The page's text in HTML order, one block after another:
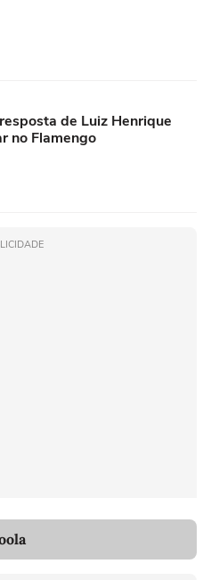
de Luiz Henrique
no Flamengo